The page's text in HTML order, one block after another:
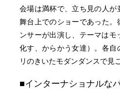
会場は満杯で、立ち見の人が
舞台上でのショーであった。
ンサーが出演し、テーマはモ
化す、からかう女達）。各自
リのきいたモダンダンスで見
インターナショナルな